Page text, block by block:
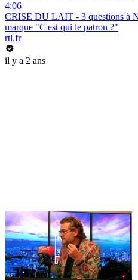
4:06
CRISE DU LAIT - 3 questions à
marque "C'est qui le patron ?"
rtl.fr
il y a 2 ans